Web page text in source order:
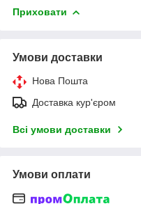
Приховати
Умови доставки
Нова Пошта
Доставка кур'єром
Всі умови доставки
Умови оплати